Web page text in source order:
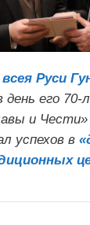
Руси
день его
и
успехов в